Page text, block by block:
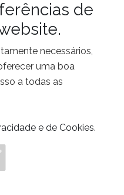
de
necessários,
uma boa
a todas as
e de Cookies.